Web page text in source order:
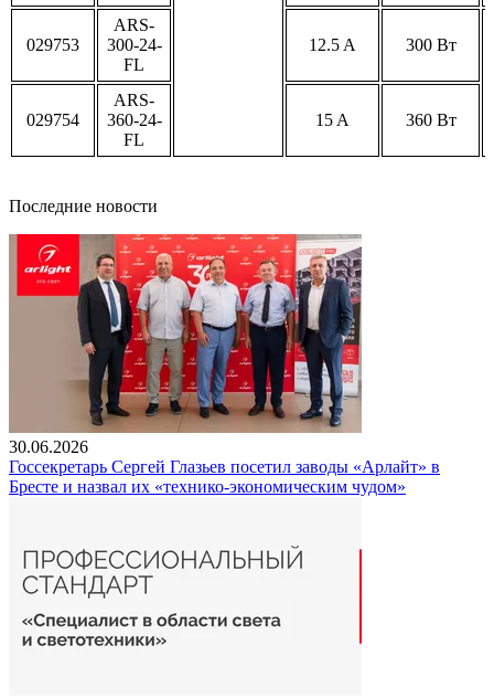
029753
ARS-
300-24-
FL
12.5 A 300 Вт
029754
ARS-
360-24-
FL
15 A 360 Вт
Последние новости
30.06.2026
Госсекретарь Сергей Глазьев посетил заводы «Арлайт» в
Бресте и назвал их «технико-экономическим чудом»